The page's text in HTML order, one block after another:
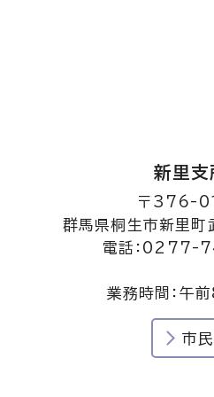
新里支
〒376-
群馬県桐生市新里
電話：0277-
業務時間：午
市